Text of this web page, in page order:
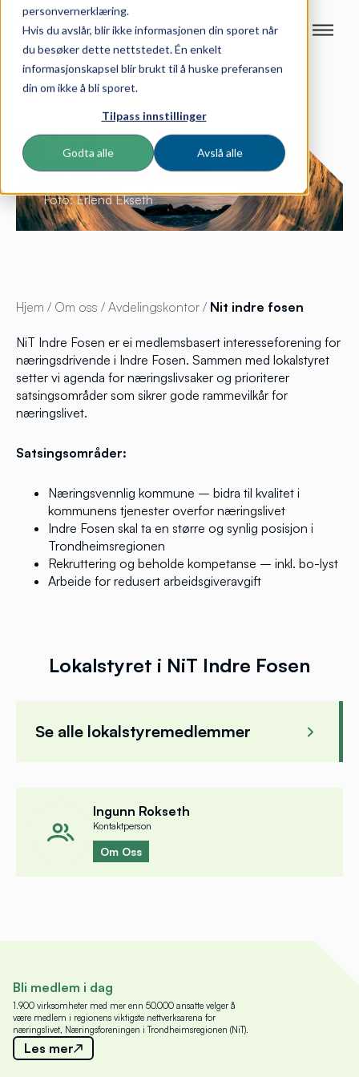
personvernerklæring.
Hvis du avslår, blir ikke informasjonen din sporet når
du besøker dette nettstedet. Én enkelt
informasjonskapsel blir brukt til å huske preferansen
din om ikke å bli sporet.
Tilpass innstillinger
Godta alle Avslå alle
NiT Indre Fosen
Foto: Erlend Ekseth
Hjem / Om oss / Avdelingskontor / Nit indre fosen
NiT Indre Fosen er ei medlemsbasert interesseforening for
næringsdrivende i Indre Fosen. Sammen med lokalstyret
setter vi agenda for næringslivsaker og prioriterer
satsingsområder som sikrer gode rammevilkår for
næringslivet.
Satsingsområder:
Næringsvennlig kommune – bidra til kvalitet i
kommunens tjenester overfor næringslivet
Indre Fosen skal ta en større og synlig posisjon i
Trondheimsregionen
Rekruttering og beholde kompetanse – inkl. bo-lyst
Arbeide for redusert arbeidsgiveravgift
Lokalstyret i NiT Indre Fosen
Se alle lokalstyremedlemmer
Svein Arne Dyrendahl
Ingunn Rokseth
Kontaktperson
Om Oss
Bli medlem i dag
1.900 virksomheter med mer enn 50.000 ansatte velger å
være medlem i regionens viktigste nettverksarena for
næringslivet, Næringsforeningen i Trondheimsregionen (NiT).
Les mer